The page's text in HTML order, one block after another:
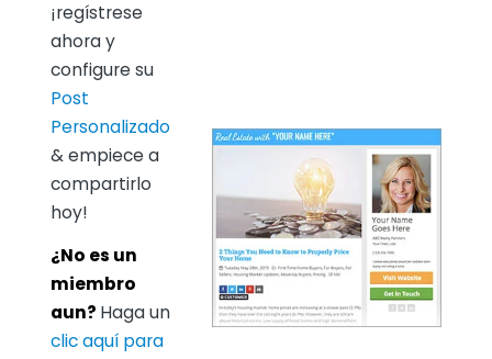
¡regístrese
ahora y
configure su
Post
Personalizado
& empiece a
compartirlo
hoy!
¿No es un
miembro
aun? Haga un
clic aquí para